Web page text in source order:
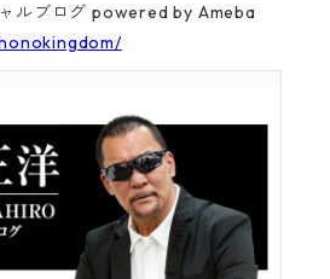
ルブログ powered by Ameba